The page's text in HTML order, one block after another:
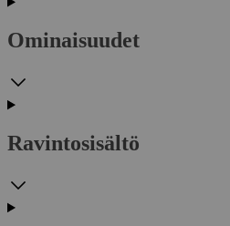
Ominaisuudet
Ravintosisältö